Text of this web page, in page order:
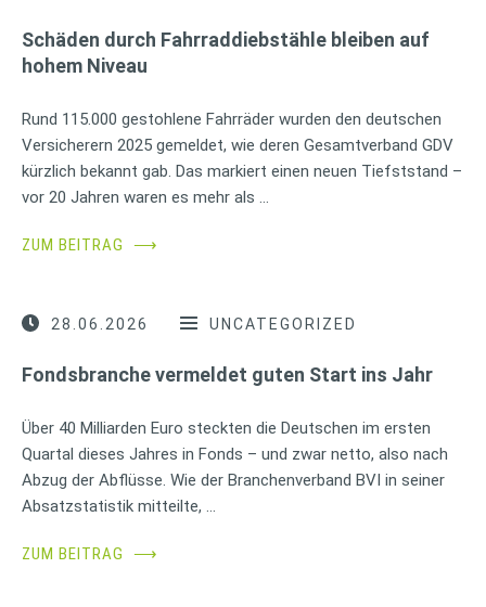
Schäden durch Fahrraddiebstähle bleiben auf
hohem Niveau
Rund 115.000 gestohlene Fahrräder wurden den deutschen
Versicherern 2025 gemeldet, wie deren Gesamtverband GDV
kürzlich bekannt gab. Das markiert einen neuen Tiefststand –
vor 20 Jahren waren es mehr als …
ZUM BEITRAG ⟶
28.06.2026 UNCATEGORIZED
Fondsbranche vermeldet guten Start ins Jahr
Über 40 Milliarden Euro steckten die Deutschen im ersten
Quartal dieses Jahres in Fonds – und zwar netto, also nach
Abzug der Abflüsse. Wie der Branchenverband BVI in seiner
Absatzstatistik mitteilte, …
ZUM BEITRAG ⟶